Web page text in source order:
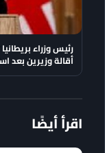
رئيس وزراء
أقالة وزيرين بعد
اقرأ أيضًا